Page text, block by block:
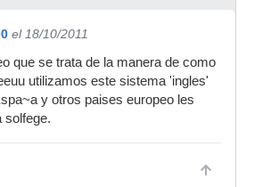
el 18/10/2011
que se trata de la manera de como
utilizamos este sistema 'ingles'
y otros paises europeo les
solfege.